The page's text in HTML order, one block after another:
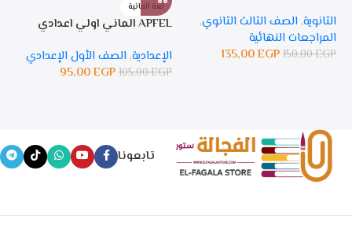
الثانوية, الصف الثالث الثانوي,
المراجعات النهائية
150,00EGP
135,00EGP
لغة المانية
APFEL الماني اولي اعدادي
الإعدادية, الصف الأول الإعدادي
105,00EGP
95,00EGP
تابعونا